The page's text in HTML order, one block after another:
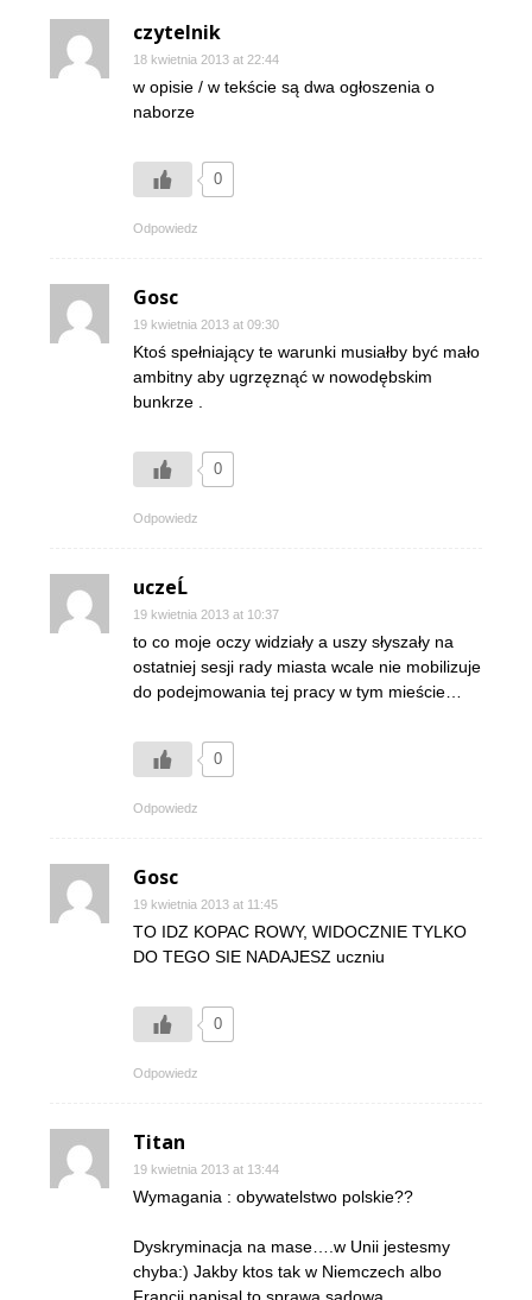
czytelnik
18 kwietnia 2013 at 22:44
w opisie / w tekście są dwa ogłoszenia o
naborze
0
Odpowiedz
Gosc
19 kwietnia 2013 at 09:30
Ktoś spełniający te warunki musiałby być mało
ambitny aby ugrzęznąć w nowodębskim
bunkrze .
0
Odpowiedz
uczeĹ
19 kwietnia 2013 at 10:37
to co moje oczy widziały a uszy słyszały na
ostatniej sesji rady miasta wcale nie mobilizuje
do podejmowania tej pracy w tym mieście…
0
Odpowiedz
Gosc
19 kwietnia 2013 at 11:45
TO IDZ KOPAC ROWY, WIDOCZNIE TYLKO
DO TEGO SIE NADAJESZ uczniu
0
Odpowiedz
Titan
19 kwietnia 2013 at 13:44
Wymagania : obywatelstwo polskie??
Dyskryminacja na mase….w Unii jestesmy
chyba:) Jakby ktos tak w Niemczech albo